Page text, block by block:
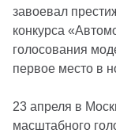
завоевал
конкурса
голосования
первое место в
23 апреля в
масштабного